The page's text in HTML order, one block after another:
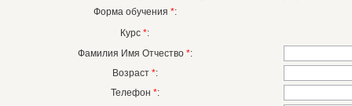
Форма обучения *:
Курс *:
Фамилия Имя Отчество *:
Возраст *:
Телефон *: